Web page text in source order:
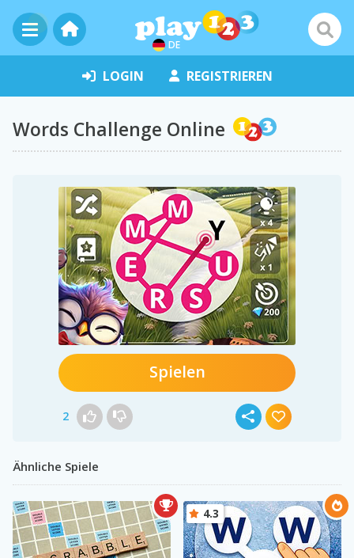
DE
LOGIN REGISTRIEREN
Words Challenge Online
Spielen
2
Ähnliche Spiele
4.3